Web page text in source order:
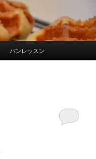
パンレッスン